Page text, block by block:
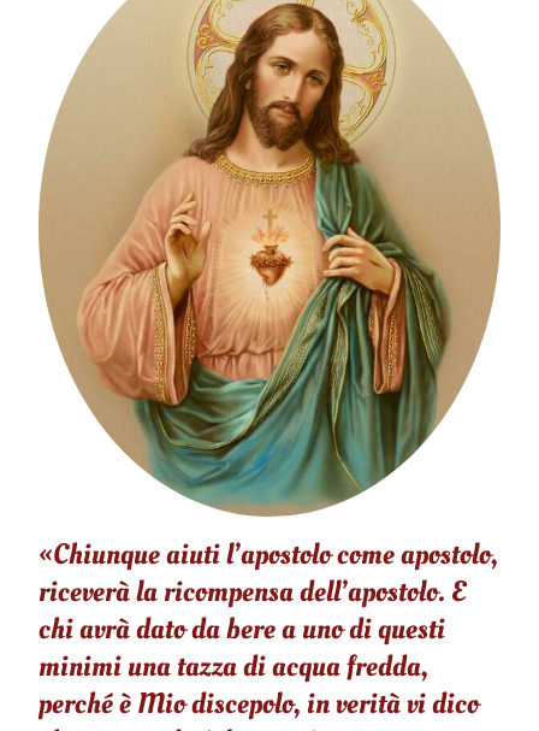
«Chiunque aiuti l’apostolo come apostolo,
riceverà la ricompensa dell’apostolo. E
chi avrà dato da bere a uno di questi
minimi una tazza di acqua fredda,
perché è Mio discepolo, in verità vi dico